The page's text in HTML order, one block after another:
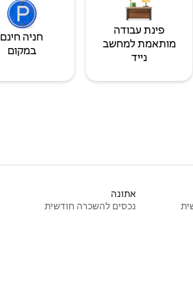
פינת עבודה
מותאמת למחשב
נייד
חניה חינם
במקום
אתונה
נכסים להשכרה חודשית